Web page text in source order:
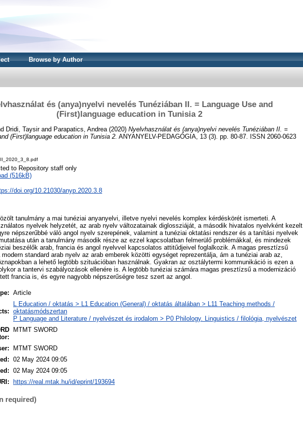
Browse by Author
és (anya)nyelvi nevelés Tunéziában II. = Language Use and
(First)language education in Tunisia 2
Dridi, Taysirand Parapatics, Andrea (2020) Nyelvhasználat és (anya)nyelvi nevelés Tunéziában II. =
(First)language education in Tunisia 2. ANYANYELV-PEDAGÓGIA, 13 (3). pp. 80-87. ISSN 2060-0623
to Repository staff only
(516kB)
doi.org/10.21030/anyp.2020.3.8
tanulmány a mai tunéziai anyanyelvi, illetve nyelvi nevelés komplex kérdéskörét ismerteti. A
nyelvek helyzetét, az arab nyelv változatainak diglossziáját, a második hivatalos nyelvként kezelt
népszerűbbé váló angol nyelv szerepének, valamint a tunéziai oktatási rendszer és a tanítási nyelvek
után a tanulmány második része az ezzel kapcsolatban felmerülő problémákkal, és mindezek
beszélők arab, francia és angol nyelvvel kapcsolatos attitűdjeivel foglalkozik. A magas presztízsű
standard arab nyelv az arab emberek közötti egységet reprezentálja, ám a tunéziai arab az,
a lehető legtöbb szituációban használnak. Gyakran az osztálytermi kommunikáció is ezen a
a tantervi szabályozások ellenére is. A legtöbb tunéziai számára magas presztízsű a modernizáció
francia is, és egyre nagyobb népszerűségre tesz szert az angol.
Article
L Education / oktatás > L1 Education (General) / oktatás általában > L11 Teaching methods /
oktatásmódszertan
P Language and Literature / nyelvészet és irodalom > P0 Philology. Linguistics / filológia, nyelvészet
MTMT SWORD
MTMT SWORD
02 May 2024 09:05
02 May 2024 09:05
https://real.mtak.hu/id/eprint/193694
required)